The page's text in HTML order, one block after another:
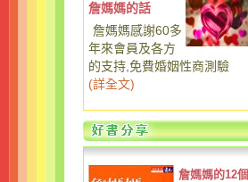
詹媽媽的話
詹媽媽感謝60多
年來會員及各方
的支持,免費婚姻性商測驗
(詳全文)
詹媽媽的12個